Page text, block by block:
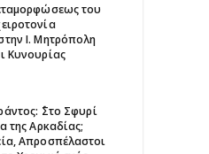
του
Ι. Μητρόπολη
Κυνουρίας
΄΄Στο Σφυρί
της Αρκαδίας;
Απροσπέλαστοι